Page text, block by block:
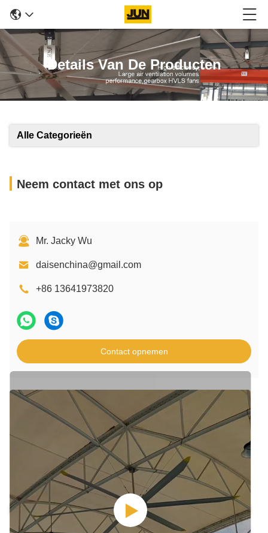
Details Van De Producten
Alle Categorieën
Neem contact met ons op
Mr. Jacky Wu
daisenchina@gmail.com
+86 13641973820
Contact opnemen